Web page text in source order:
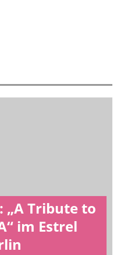
„A Tribute to
im Estrel